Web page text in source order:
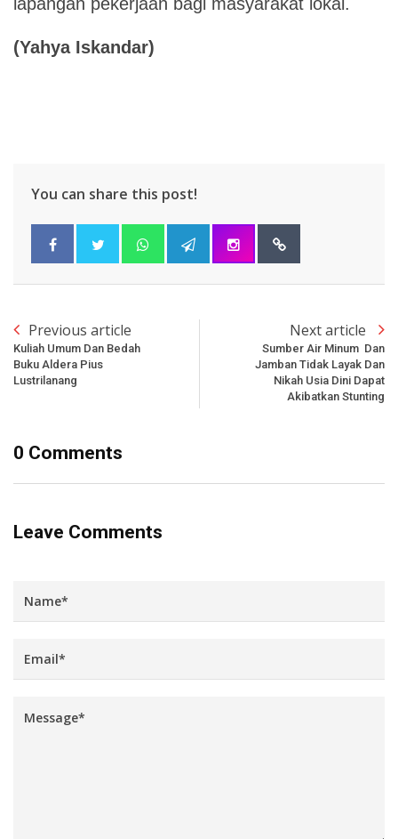
(Yahya Iskandar)
You can share this post!
Previous article
Kuliah Umum Dan Bedah
Buku Aldera Pius
Lustrilanang
Next article
Sumber Air Minum Dan
Jamban Tidak Layak Dan
Nikah Usia Dini Dapat
Akibatkan Stunting
0 Comments
Leave Comments